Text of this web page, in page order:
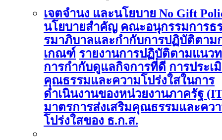
เจตจำนง และนโยบาย No Gift
นโยบายสำคัญ คณะอนุกรรมการธ
รมาภิบาลและกำกับการปฏิบัติตาม
เกณฑ์ รายงานการปฏิบัติตามแนว
การกำกับดูแลกิจการที่ดี การประเ
คุณธรรมและความโปร่งใสในการ
ดำเนินงานของหน่วยงานภาครัฐ
มาตรการส่งเสริมคุณธรรมและคว
โปร่งใสของ ธ.ก.ส.